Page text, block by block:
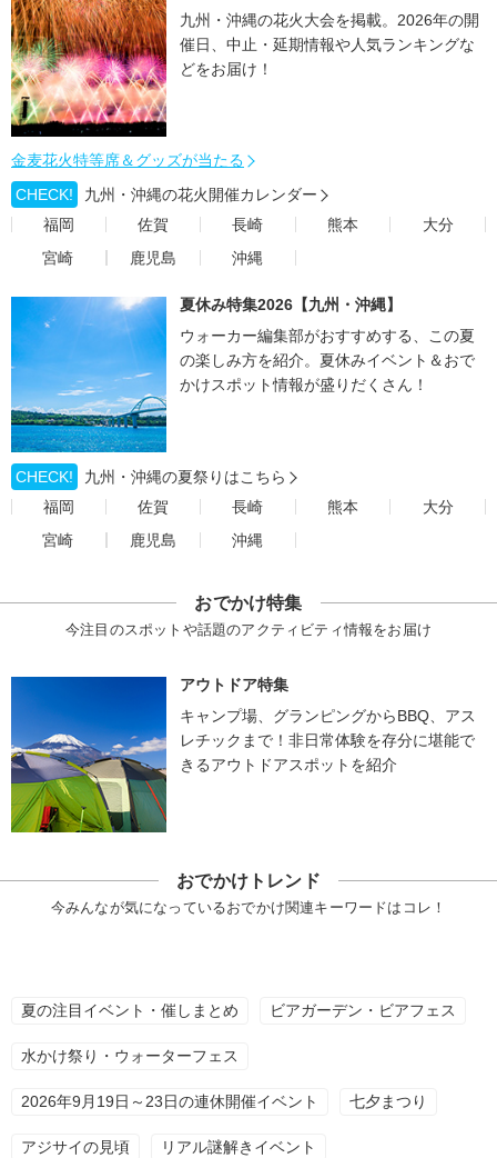
九州・沖縄の花火大会を掲載。2026年の開
催日、中止・延期情報や人気ランキングな
どをお届け！
金麦花火特等席＆グッズが当たる
CHECK!
九州・沖縄の花火開催カレンダー
福岡
佐賀 長崎 熊本
大分
宮崎
鹿児島 沖縄
夏休み特集2026【九州・沖縄】
ウォーカー編集部がおすすめする、この夏
の楽しみ方を紹介。夏休みイベント＆おで
かけスポット情報が盛りだくさん！
CHECK!
九州・沖縄の夏祭りはこちら
福岡
佐賀 長崎 熊本
大分
宮崎
鹿児島 沖縄
おでかけ特集
今注目のスポットや話題のアクティビティ情報をお届け
アウトドア特集
キャンプ場、グランピングからBBQ、アス
レチックまで！非日常体験を存分に堪能で
きるアウトドアスポットを紹介
おでかけトレンド
今みんなが気になっているおでかけ関連キーワードはコレ！
夏の注目イベント・催しまとめ ビアガーデン・ビアフェス
水かけ祭り・ウォーターフェス
2026年9月19日～23日の連休開催イベント 七夕まつり
アジサイの見頃 リアル謎解きイベント